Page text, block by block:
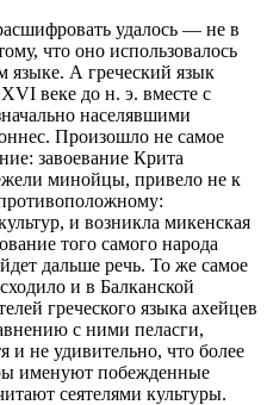
удалось — не в
что оно использовалось
языке. А греческий язык
веке до н. э. вместе с
населявшими
Произошло не самое
завоевание Крита
минойцы, привело не к
и возникла микенская
того самого народа
дальше речь. То же самое
и в Балканской
греческого языка ахейцев
с ними пеласги,
и не удивительно, что более
именуют побежденные
сеятелями культуры.